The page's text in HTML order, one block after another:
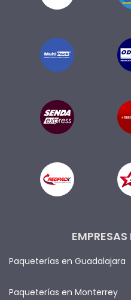
Paqueterías en Guadalajara
Paqueterías en Monterrey